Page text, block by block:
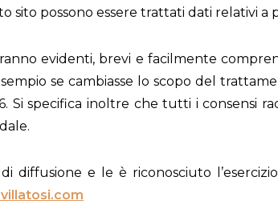
sito possono essere trattati dati relativi a
evidenti, brevi e facilmente
se cambiasse lo scopo del
Si specifica inoltre che tutti i consensi
diffusione e le è riconosciuto